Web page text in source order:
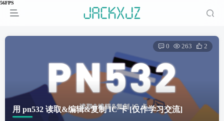
用 pn532 读取&编辑&复制 IC 卡[仅作学习交流]
0 263 2